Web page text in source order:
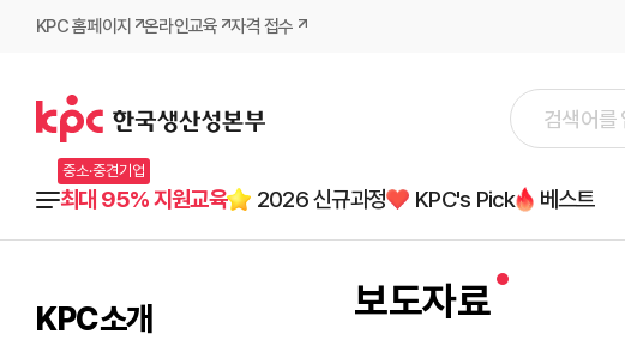
KPC 홈페이지 온라인교육 자격 접수
중소·중견기업
최대 95% 지원교육 2026 신규과정 KPC's Pick 베스트
KPC소개 보도자료